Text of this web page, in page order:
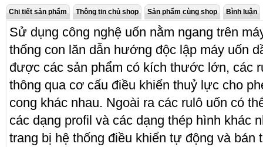
Chi tiết sản phẩm Thông tin chủ shop Sản phẩm cùng shop Bình luận
Sử dụng công nghệ uốn nằm ngang trên
thống con lăn dẫn hướng độc lập máy uốn
được các sản phẩm có kích thước lớn, các
thông qua cơ cấu điều khiển thuỷ lực cho
cong khác nhau. Ngoài ra các rulô uốn có
các dạng profil và các dạng thép hình khác
trang bị hệ thống điều khiển tự động và bán